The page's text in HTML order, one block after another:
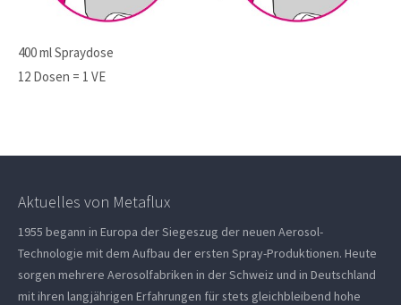
400 ml Spraydose
12 Dosen = 1 VE
Aktuelles von Metaflux
1955 begann in Europa der Siegeszug der neuen Aerosol-
Technologie mit dem Aufbau der ersten Spray-Produktionen. Heute
sorgen mehrere Aerosolfabriken in der Schweiz und in Deutschland
mit ihren langjährigen Erfahrungen für stets gleichbleibend hohe